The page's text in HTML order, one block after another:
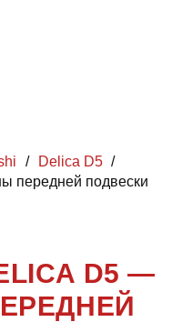
/ Delica D5 /
передней подвески
D5 —